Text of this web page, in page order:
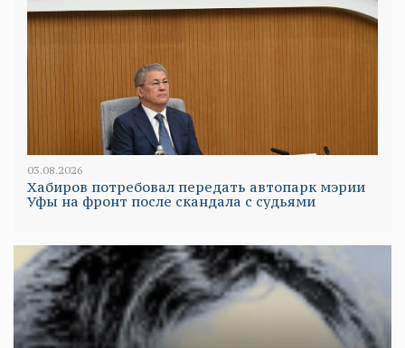
03.08.2026
Хабиров потребовал передать автопарк мэрии
Уфы на фронт после скандала с судьями